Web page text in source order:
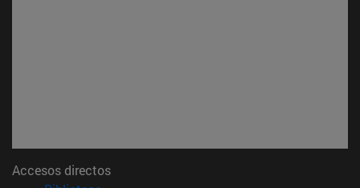
Accesos directos